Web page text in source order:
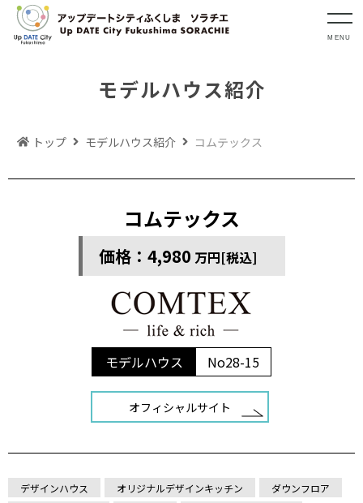
MENU
モデルハウス紹介
トップ モデルハウス紹介 コムテックス
コムテックス
価格：4,980 万円[税込]
モデルハウス No28-15
オフィシャルサイト
デザインハウス オリジナルデザインキッチン
ダウンフロア